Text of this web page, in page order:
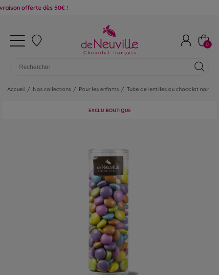
dès 50€ !
0
Accueil / Nos collections / Pour les enfants / Tube de lentilles au chocolat noir
EXCLU BOUTIQUE